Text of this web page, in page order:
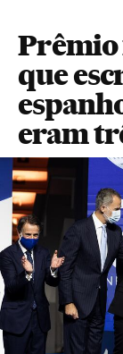
que
eram